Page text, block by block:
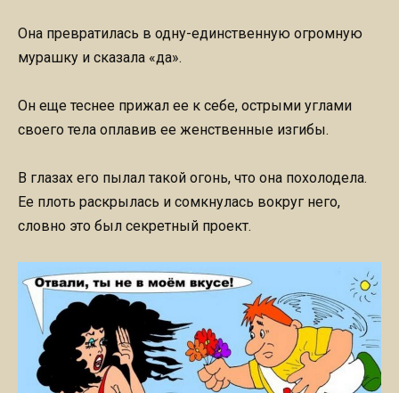
Она превратилась в одну-единственную огромную
мурашку и сказала «да».
Он еще теснее прижал ее к себе, острыми углами
своего тела оплавив ее женственные изгибы.
В глазах его пылал такой огонь, что она похолодела.
Ее плоть раскрылась и сомкнулась вокруг него,
словно это был секретный проект.